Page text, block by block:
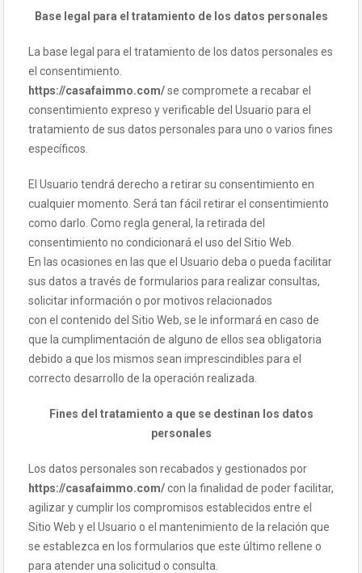
Base legal para el tratamiento de los datos personales
La base legal para el tratamiento de los datos personales es
el consentimiento.
https://casafaimmo.com/se compromete a recabar el
consentimiento expreso y verificable del Usuario para el
tratamiento de sus datos personales para uno o varios fines
específicos.
El Usuario tendrá derecho a retirar su consentimiento en
cualquier momento. Será tan fácil retirar el consentimiento
como darlo. Como regla general, la retirada del
consentimiento no condicionará el uso del Sitio Web.
En las ocasiones en las que el Usuario deba o pueda facilitar
sus datos a través de formularios para realizar consultas,
solicitar información o por motivos relacionados
con el contenido del Sitio Web, se le informará en caso de
que la cumplimentación de alguno de ellos sea obligatoria
debido a que los mismos sean imprescindibles para el
correcto desarrollo de la operación realizada.
Fines del tratamiento a que se destinan los datos
personales
Los datos personales son recabados y gestionados por
https://casafaimmo.com/con la finalidad de poder facilitar,
agilizar y cumplir los compromisos establecidos entre el
Sitio Web y el Usuario o el mantenimiento de la relación que
se establezca en los formularios que este último rellene o
para atender una solicitud o consulta.